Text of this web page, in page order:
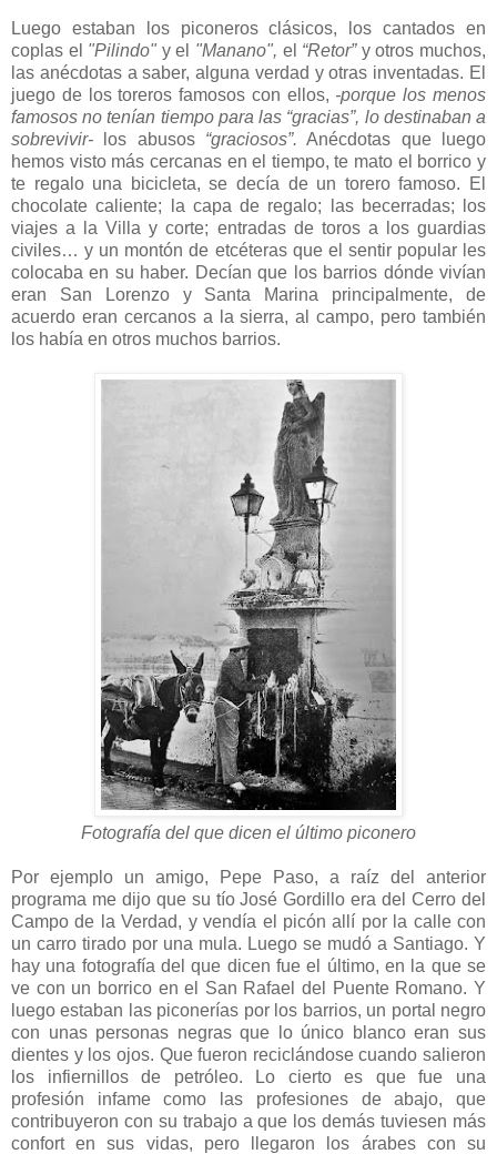
Luego estaban los piconeros clásicos, los cantados en
coplas el "Pilindo" y el "Manano", el “Retor”y otros muchos,
las anécdotas a saber, alguna verdad y otras inventadas. El
juego de los toreros famosos con ellos, -porque los menos
famosos no tenían tiempo para las “gracias”, lo destinaban a
sobrevivir- los abusos “graciosos”. Anécdotas que luego
hemos visto más cercanas en el tiempo, te mato el borrico y
te regalo una bicicleta, se decía de un torero famoso. El
chocolate caliente; la capa de regalo; las becerradas; los
viajes a la Villa y corte; entradas de toros a los guardias
civiles… y un montón de etcéteras que el sentir popular les
colocaba en su haber. Decían que los barrios dónde vivían
eran San Lorenzo y Santa Marina principalmente, de
acuerdo eran cercanos a la sierra, al campo, pero también
los había en otros muchos barrios.
Fotografía del que dicen el último piconero
Por ejemplo un amigo, Pepe Paso, a raíz del anterior
programa me dijo que su tío José Gordillo era del Cerro del
Campo de la Verdad, y vendía el picón allí por la calle con
un carro tirado por una mula. Luego se mudó a Santiago. Y
hay una fotografía del que dicen fue el último, en la que se
ve con un borrico en el San Rafael del Puente Romano. Y
luego estaban las piconerías por los barrios, un portal negro
con unas personas negras que lo único blanco eran sus
dientes y los ojos. Que fueron reciclándose cuando salieron
los infiernillos de petróleo. Lo cierto es que fue una
profesión infame como las profesiones de abajo, que
contribuyeron con su trabajo a que los demás tuviesen más
confort en sus vidas, pero llegaron los árabes con su